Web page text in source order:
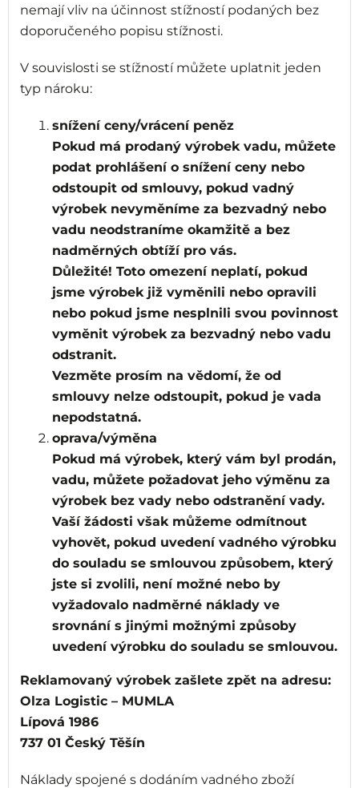
nemají vliv na účinnost stížností podaných bez
doporučeného popisu stížnosti.
V souvislosti se stížností můžete uplatnit jeden
typ nároku:
snížení ceny/vrácení peněz
Pokud má prodaný výrobek vadu, můžete
podat prohlášení o snížení ceny nebo
odstoupit od smlouvy, pokud vadný
výrobek nevyměníme za bezvadný nebo
vadu neodstraníme okamžitě a bez
nadměrných obtíží pro vás.
Důležité! Toto omezení neplatí, pokud
jsme výrobek již vyměnili nebo opravili
nebo pokud jsme nesplnili svou povinnost
vyměnit výrobek za bezvadný nebo vadu
odstranit.
Vezměte prosím na vědomí, že od
smlouvy nelze odstoupit, pokud je vada
nepodstatná.
oprava/výměna
Pokud má výrobek, který vám byl prodán,
vadu, můžete požadovat jeho výměnu za
výrobek bez vady nebo odstranění vady.
Vaší žádosti však můžeme odmítnout
vyhovět, pokud uvedení vadného výrobku
do souladu se smlouvou způsobem, který
jste si zvolili, není možné nebo by
vyžadovalo nadměrné náklady ve
srovnání s jinými možnými způsoby
uvedení výrobku do souladu se smlouvou.
Reklamovaný výrobek zašlete zpět na adresu:
Olza Logistic – MUMLA
Lípová 1986
737 01 Český Těšín
Náklady spojené s dodáním vadného zboží